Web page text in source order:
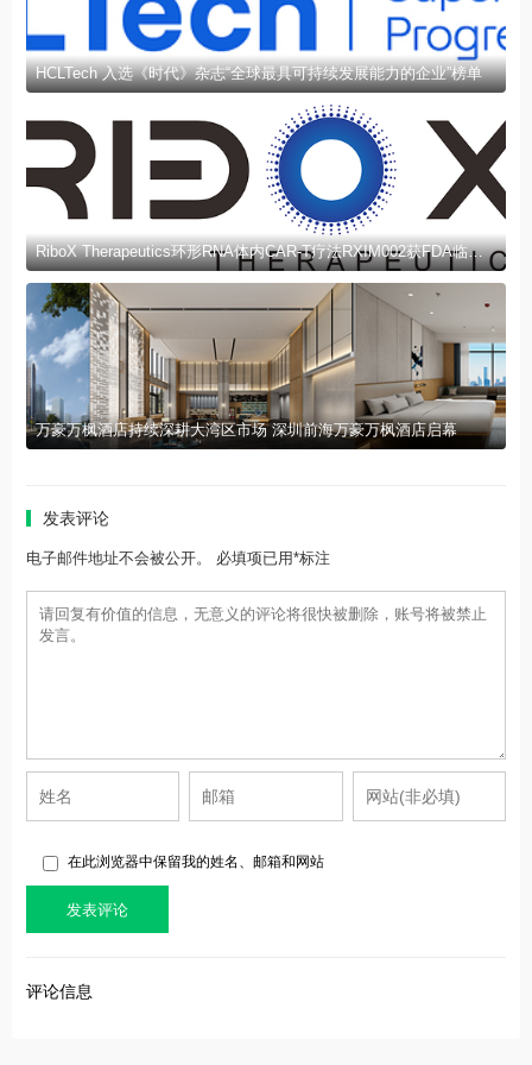
HCLTech 入选《时代》杂志“全球最具可持续发展能力的企业”榜单
RiboX Therapeutics环形RNA体内CAR-T疗法RXIM002获FDA临床试验许可
万豪万枫酒店持续深耕大湾区市场 深圳前海万豪万枫酒店启幕
发表评论
电子邮件地址不会被公开。 必填项已用*标注
在此浏览器中保留我的姓名、邮箱和网站
评论信息